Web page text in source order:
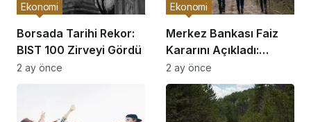
Borsada Tarihi Rekor:
BIST 100 Zirveyi Gördü
Ekonomi
2 ay önce
Merkez Bankası Faiz
Kararını Açıkladı:
Piyasalar Hareketlendi
Ekonomi
2 ay önce